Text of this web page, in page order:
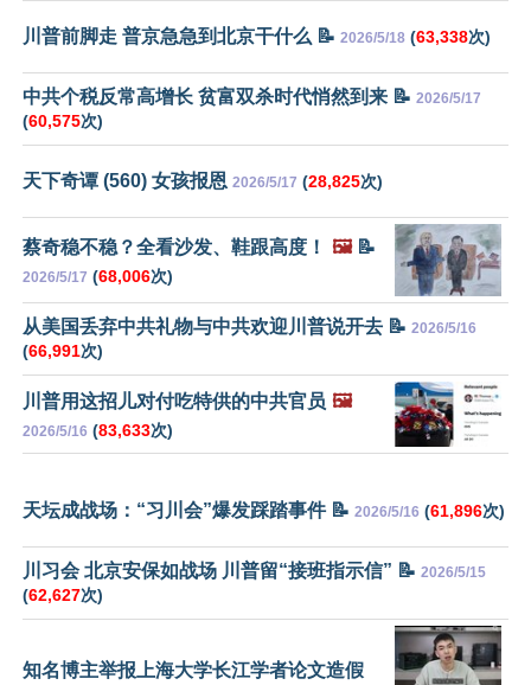
川普前脚走 普京急急到北京干什么 📝 2026/5/18 (63,338次)
中共个税反常高增长 贫富双杀时代悄然到来 📝 2026/5/17
(60,575次)
天下奇谭 (560) 女孩报恩 2026/5/17 (28,825次)
蔡奇稳不稳？全看沙发、鞋跟高度！ 🖼️📝
2026/5/17 (68,006次)
从美国丢弃中共礼物与中共欢迎川普说开去 📝 2026/5/16
(66,991次)
川普用这招儿对付吃特供的中共官员 🖼️
2026/5/16 (83,633次)
天坛成战场：“习川会”爆发踩踏事件 📝 2026/5/16 (61,896次)
川习会 北京安保如战场 川普留“接班指示信” 📝 2026/5/15
(62,627次)
知名博主举报上海大学长江学者论文造假